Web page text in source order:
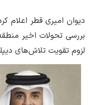
دیوان امیری قطر اعلام
بررسی تحولات اخیر
لزوم تقویت تلاش‌های